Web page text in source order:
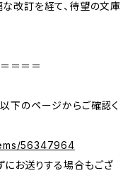
な改訂を経て、待望の文庫
＝＝＝
下のページからご確認く
56347964
にお送りする場合もござ